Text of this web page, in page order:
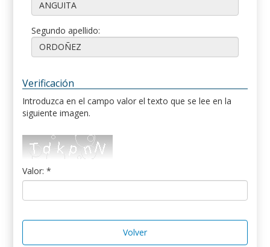
Segundo apellido:
Verificación
Introduzca en el campo valor el texto que se lee en la
siguiente imagen.
Valor: *
Volver